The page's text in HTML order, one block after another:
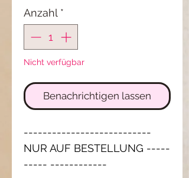
Anzahl *
Nicht verfügbar
Benachrichtigen lassen
---------------------------
NUR AUF BESTELLUNG -----
----- ------------